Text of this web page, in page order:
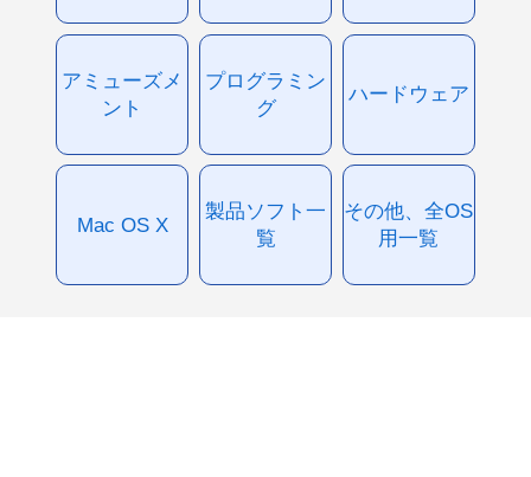
アミューズメ
ント
プログラミン
グ
ハードウェア
Mac OS X
製品ソフト一
覧
その他、全OS
用一覧